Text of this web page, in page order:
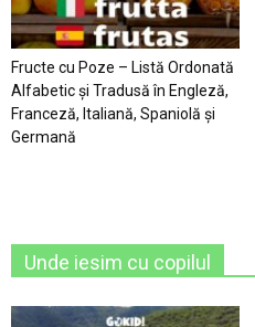
Fructe cu Poze – Listă Ordonată
Alfabetic şi Tradusă în Engleză,
Franceză, Italiană, Spaniolă şi
Germană
Unde iesim cu copilul